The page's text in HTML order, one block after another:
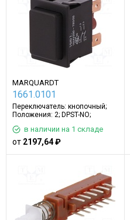
MARQUARDT
1661.0101
Переключатель: кнопочный;
Положения: 2; DPST-NO;
в наличии на 1 складе
от 2197,64 ₽